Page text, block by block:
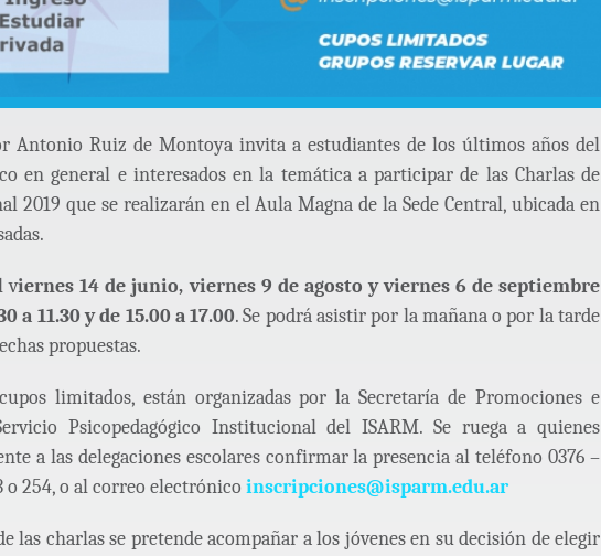
Antonio Ruiz de Montoya invita a estudiantes de los últimos años del
en general e interesados en la temática a participar de las Charlas de
2019 que se realizarán en el Aula Magna de la Sede Central, ubicada en
viernes 14 de junio, viernes 9 de agosto y viernes 6 de septiembre
a 11.30 y de 15.00 a 17.00. Se podrá asistir por la mañana o por la tarde
propuestas.
limitados, están organizadas por la Secretaría de Promociones e
Psicopedagógico Institucional del ISARM. Se ruega a quienes
a las delegaciones escolares confirmar la presencia al teléfono 0376 –
254, o al correo electrónico inscripciones@isparm.edu.ar
las charlas se pretende acompañar a los jóvenes en su decisión de elegir